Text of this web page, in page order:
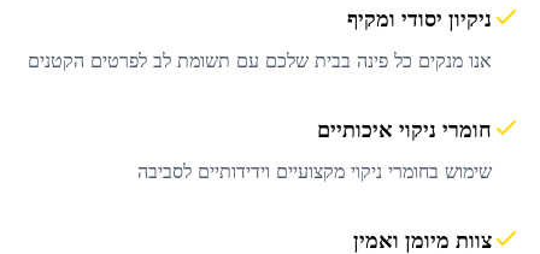
ניקיון יסודי ומקיף
אנו מנקים כל פינה בבית שלכם עם תשומת לב לפרטים הקטנים
חומרי ניקוי איכותיים
שימוש בחומרי ניקוי מקצועיים וידידותיים לסביבה
צוות מיומן ואמין